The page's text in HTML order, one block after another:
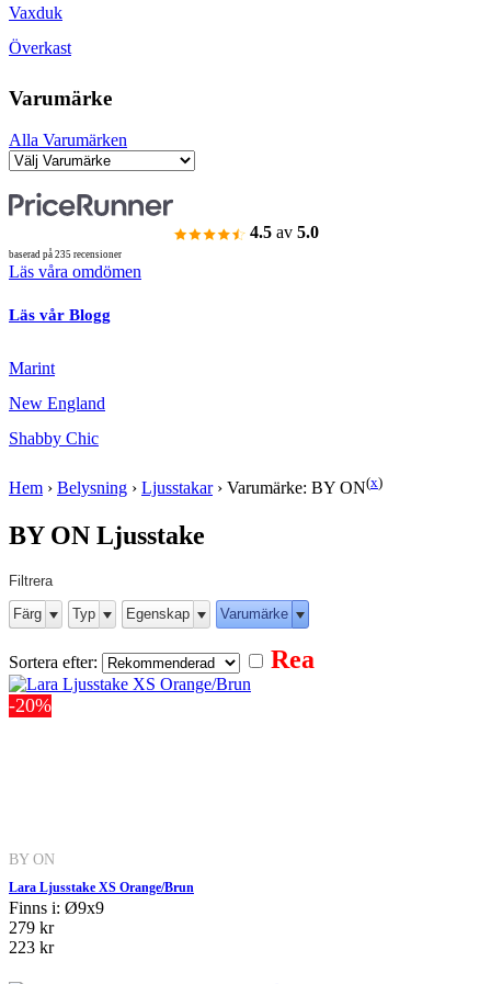
Vaxduk
Överkast
Varumärke
Alla Varumärken
4.5 av 5.0
baserad på 235 recensioner
Läs våra omdömen
Läs vår Blogg
Marint
New England
Shabby Chic
Hem › Belysning › Ljusstakar› Varumärke: BY ON(x)
BY ON Ljusstake
Filtrera
Färg
Typ Egenskap Varumärke
Sortera efter: Rea
-20%
BY ON
Lara Ljusstake XS Orange/Brun
Finns i: Ø9x9
279 kr
223 kr